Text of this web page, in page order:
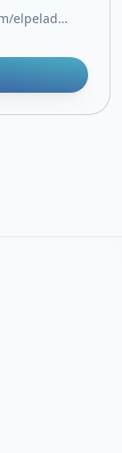
https://www.instagram.com/elpeladodelaspiscinas.centro/